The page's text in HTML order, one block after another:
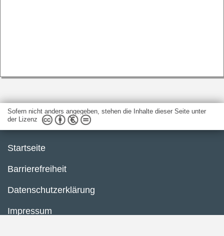
Sofern nicht anders angegeben, stehen die Inhalte dieser Seite unter
der Lizenz
Startseite
Barrierefreiheit
Datenschutzerklärung
Impressum